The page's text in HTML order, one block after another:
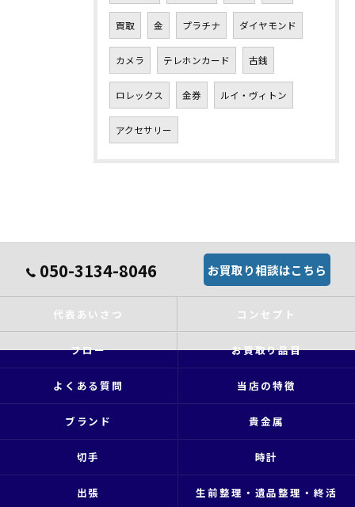
買取 金 プラチナ ダイヤモンド
カメラ テレホンカード 古銭
ロレックス 金券 ルイ・ヴィトン
アクセサリー
050-3134-8046 お買取り相談はこちら
代表あいさつ コンセプト
フロー お買取り品目
よくある質問 当店の特徴
ブランド 貴金属
切手 時計
出張 生前整理・遺品整理・終活